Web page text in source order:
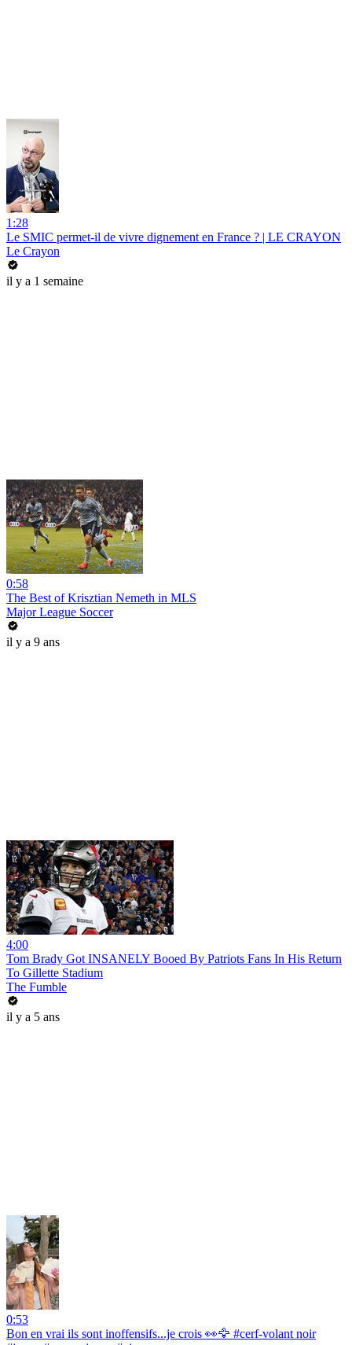
1:28
Le SMIC permet-il de vivre dignement en France ? | LE CRAYON
Le Crayon
il y a 1 semaine
0:58
The Best of Krisztian Nemeth in MLS
Major League Soccer
il y a 9 ans
4:00
Tom Brady Got INSANELY Booed By Patriots Fans In His Return
To Gillette Stadium
The Fumble
il y a 5 ans
0:53
Bon en vrai ils sont inoffensifs...je crois 👀🦅 #cerf-volant noir